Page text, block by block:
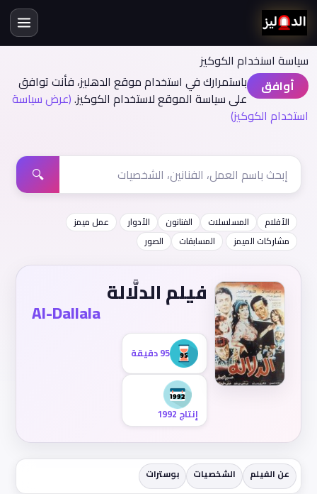
سياسة اسنخدام الكوكيز
أوافق
باستمرارك في استخدام موقع الدهليز، فأنت توافق
على سياسة الموقع لاستخدام الكوكيز.(عرض سياسة
استخدام الكوكيز)
🔍
الأفلام المسلسلات الفنانون الأدوار
عمل ميمز
مشاركات الميمز
المسابقات الصور
فيلم الدلَّالة
Al-Dallala
95 دقيقة
إنتاج 1992
عن الفيلم الشخصيات بوسترات